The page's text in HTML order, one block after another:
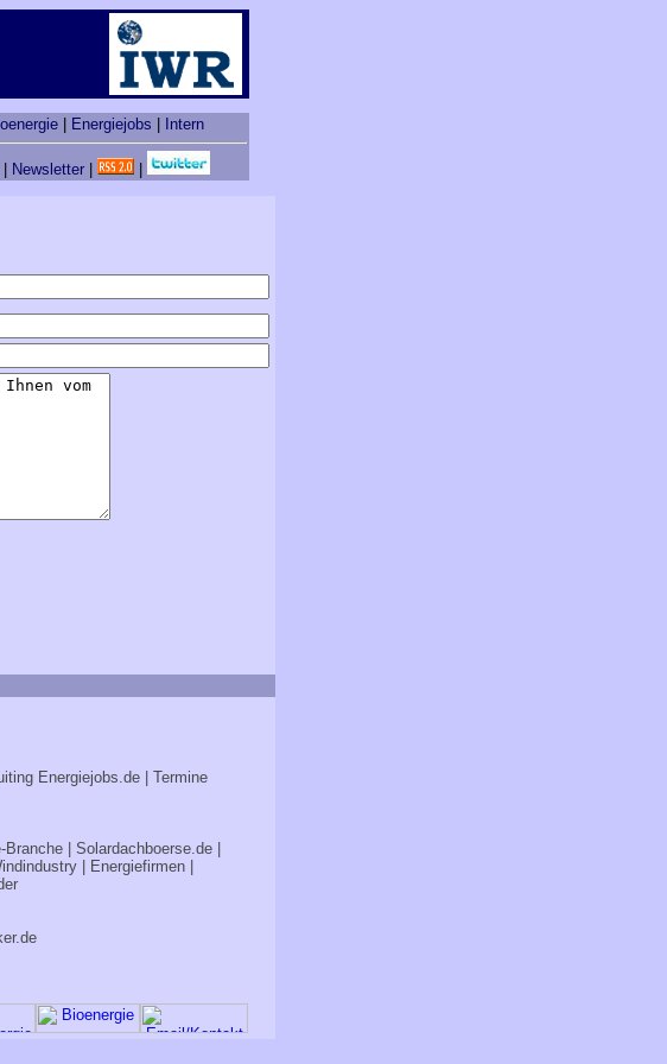
Energiejobs Intern
Newsletter
Energiejobs.de| Termine
Branche| Solardachboerse.de|
| Energiefirmen|